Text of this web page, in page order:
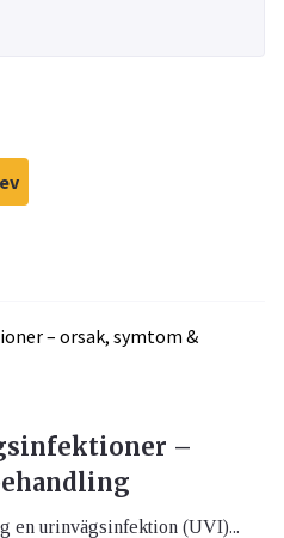
–
en urinvägsinfektion (UVI)...